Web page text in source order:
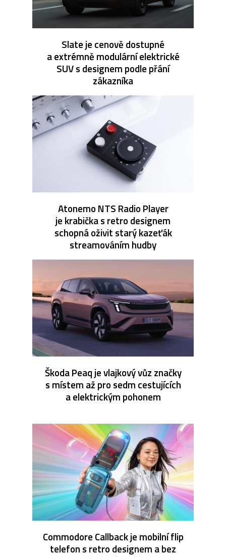
Slate je cenově dostupné
a extrémně modulární elektrické
SUV s designem podle přání
zákazníka
Atonemo NTS Radio Player
je krabička s retro designem
schopná oživit starý kazeťák
streamováním hudby
Škoda Peaq je vlajkový vůz značky
s místem až pro sedm cestujících
a elektrickým pohonem
Commodore Callback je mobilní flip
telefon s retro designem a bez